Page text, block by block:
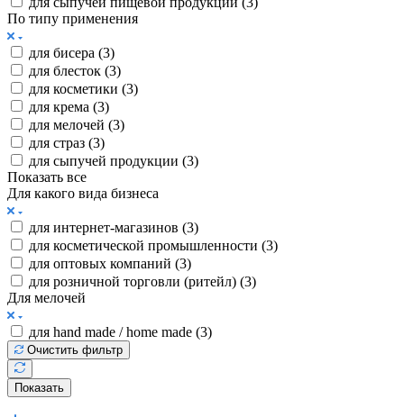
По типу применения
для бисера (3)
для блесток (3)
для косметики (3)
для крема (3)
для мелочей (3)
для страз (3)
для сыпучей продукции (3)
Показать все
Для какого вида бизнеса
для интернет-магазинов (3)
для косметической промышленности (3)
для оптовых компаний (3)
для розничной торговли (ритейл) (3)
Для мелочей
для hand made / home made (3)
Очистить фильтр
Показать